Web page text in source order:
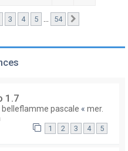
54
3 4 5 … 54
1.7
belleflamme pascale « mer.
1 2 3 4 5